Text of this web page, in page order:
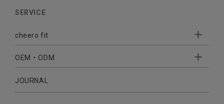
AUDIO
CABLE CHARGER
Sleepion
MOBILE
SERVICE
cheero fit
- Sleepion3
- 軟骨伝導式集音器
OEM・ODM
- OEM・ODM 開発
JOURNAL